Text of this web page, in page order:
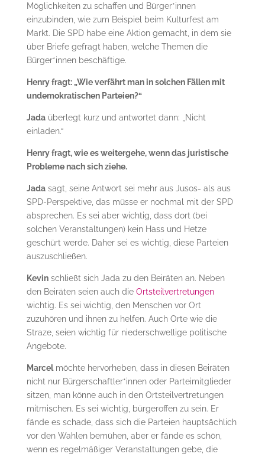
Möglichkeiten zu schaffen und Bürger*innen
einzubinden, wie zum Beispiel beim Kulturfest am
Markt. Die SPD habe eine Aktion gemacht, in dem sie
über Briefe gefragt haben, welche Themen die
Bürger*innen beschäftige.
Henry fragt: „Wie verfährt man in solchen Fällen mit
undemokratischen Parteien?“
Jadaüberlegt kurz und antwortet dann: „Nicht
einladen.“
Henry fragt, wie es weitergehe, wenn das juristische
Probleme nach sich ziehe.
Jadasagt, seine Antwort sei mehr aus Jusos- als aus
SPD-Perspektive, das müsse er nochmal mit der SPD
absprechen. Es sei aber wichtig, dass dort (bei
solchen Veranstaltungen) kein Hass und Hetze
geschürt werde. Daher sei es wichtig, diese Parteien
auszuschließen.
Kevinschließt sich Jada zu den Beiräten an. Neben
den Beiräten seien auch die Ortsteilvertretungen
wichtig. Es sei wichtig, den Menschen vor Ort
zuzuhören und ihnen zu helfen. Auch Orte wie die
Straze, seien wichtig für niederschwellige politische
Angebote.
Marcelmöchte hervorheben, dass in diesen Beiräten
nicht nur Bürgerschaftler*innen oder Parteimitglieder
sitzen, man könne auch in den Ortsteilvertretungen
mitmischen. Es sei wichtig, bürgeroffen zu sein. Er
fände es schade, dass sich die Parteien hauptsächlich
vor den Wahlen bemühen, aber er fände es schön,
wenn es regelmäßiger Veranstaltungen gebe, die